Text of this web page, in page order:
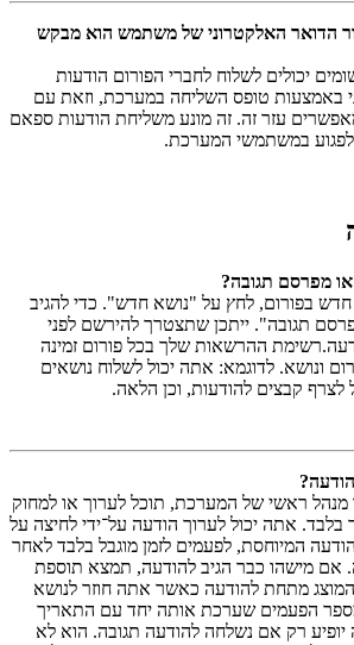
הדואר האלקטרוני של משתמש הוא מבקש
יכולים לשלוח לחברי הפורום הודעות
באמצעות טופס השליחה במערכת, וזאת עם
עזר זה. זה מונע משליחת הודעות ספאם
לפגוע במשתמשי המערכת.
או מפרסם תגובה?
בפורום, לחץ על "נושא חדש". כדי להגיב
תגובה". ייתכן שתצטרך להירשם לפני
ההרשאות שלך בכל פורום זמינה
ונושא. לדוגמא: אתה יכול לשלוח נושאים
קבצים להודעות, וכן הלאה.
מנהל ראשי של המערכת, תוכל לערוך או למחוק
אתה יכול לערוך הודעה על־ידי לחיצה על
המיוחסת, לפעמים לזמן מוגבל בלבד לאחר
אם מישהו כבר הגיב להודעה, תמצא תוספת
מתחת להודעה כאשר אתה חוזר לנושא
הפעמים שערכת אותה יחד עם התאריך
רק אם נשלחה להודעה תגובה. הוא לא